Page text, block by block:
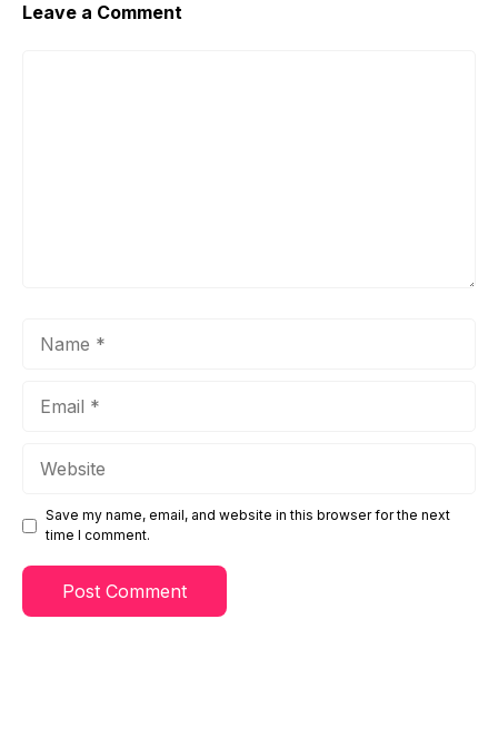
Leave a Comment
Save my name, email, and website in this browser for the next
time I comment.